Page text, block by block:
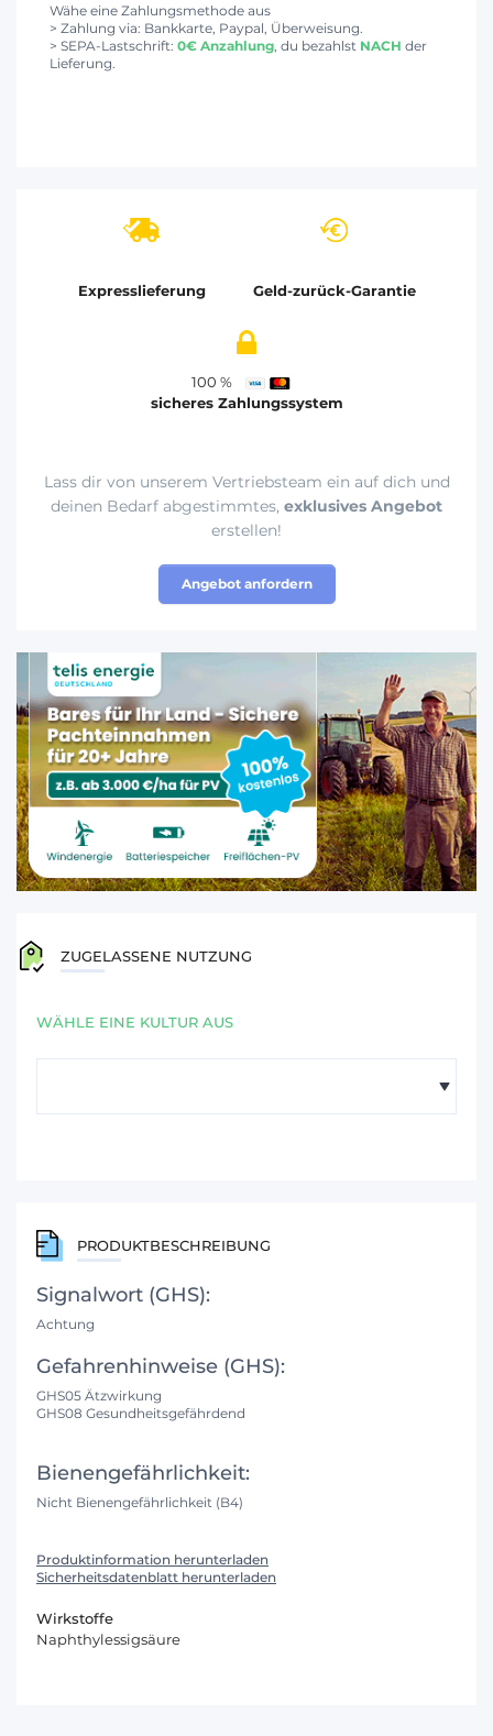
Wähe eine Zahlungsmethode aus
> Zahlung via: Bankkarte, Paypal, Überweisung.
> SEPA-Lastschrift: 0€ Anzahlung , du bezahlst NACH der
Lieferung.
Expresslieferung Geld-zurück-Garantie
100 %
sicheres Zahlungssystem
Lass dir von unserem Vertriebsteam ein auf dich und
deinen Bedarf abgestimmtes, exklusives Angebot
erstellen!
Angebot anfordern
ZUGELASSENE NUTZUNG
WÄHLE EINE KULTUR AUS
PRODUKTBESCHREIBUNG
Signalwort (GHS):
Achtung
Gefahrenhinweise (GHS):
GHS05 Ätzwirkung
GHS08 Gesundheitsgefährdend
Bienengefährlichkeit:
Nicht Bienengefährlichkeit (B4)
Produktinformation herunterladen
Sicherheitsdatenblatt herunterladen
Wirkstoffe
Naphthylessigsäure